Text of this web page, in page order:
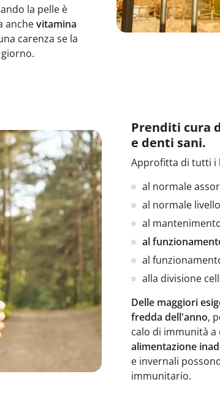
la pelle è
anchevitamina
carenza se la
Prenditi cura
e denti sani.
Approfitta di tutti i
al normale
al normale
al
al
al
alla divisione
Delle maggiori
fredda dell'anno,
calo di immunità a
alimentazione
e invernali
immunitario.